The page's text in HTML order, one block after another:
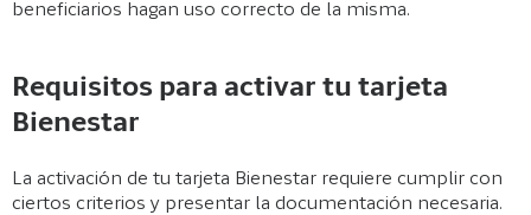
beneficiarios hagan uso correcto de la misma.
Requisitos para activar tu tarjeta
Bienestar
La activación de tu tarjeta Bienestar requiere cumplir con
ciertos criterios y presentar la documentación necesaria.